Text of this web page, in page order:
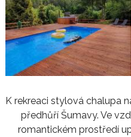
K rekreaci stylová chalupa
předhůří Šumavy. Ve
romantickém prostředí